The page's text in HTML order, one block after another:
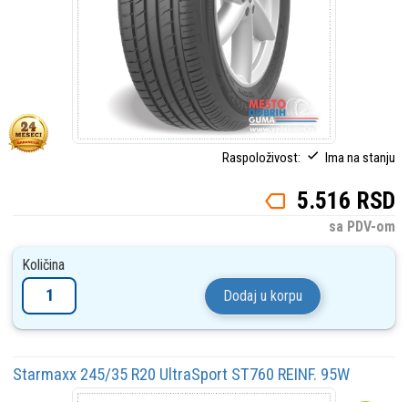
Raspoloživost: Ima na stanju
5.516 RSD
sa PDV-om
Količina
Dodaj u korpu
Starmaxx 245/35 R20 UltraSport ST760 REINF. 95W